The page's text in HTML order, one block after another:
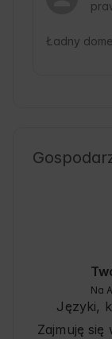
Ładny
Na
Języki,
Zajmuję się